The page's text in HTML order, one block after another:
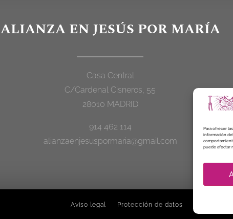
Para ofrecer
información
puede afectar
ALIANZA EN JESÚS POR MARÍA
Casa Central
C/Cardenal Cisneros, 55
28010 MADRID
914 462 114
alianzaenjesuspormaria@gmail.com
Aviso legal Protección de datos